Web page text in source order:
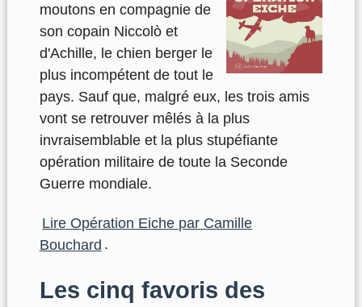
moutons en compagnie de
son copain Niccolò et
d'Achille, le chien berger le
plus incompétent de tout le
pays. Sauf que, malgré eux, les trois amis
vont se retrouver mêlés à la plus
invraisemblable et la plus stupéfiante
opération militaire de toute la Seconde
Guerre mondiale.
Lire Opération Eiche par Camille
Bouchard .
Les cinq favoris des